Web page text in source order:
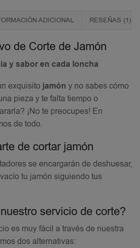
ADICIONAL RESEÑAS (1)
de Corte de Jamón
y sabor en cada loncha
exquisito jamón y no sabes cómo
pieza y te falta tiempo o
¡No te preocupes! En
de todo.
de cortar jamón
se encargarán de deshuesar,
tu jamón siguiendo tus
servicio de corte?
es muy fácil a través de nuestra
dos alternativas: